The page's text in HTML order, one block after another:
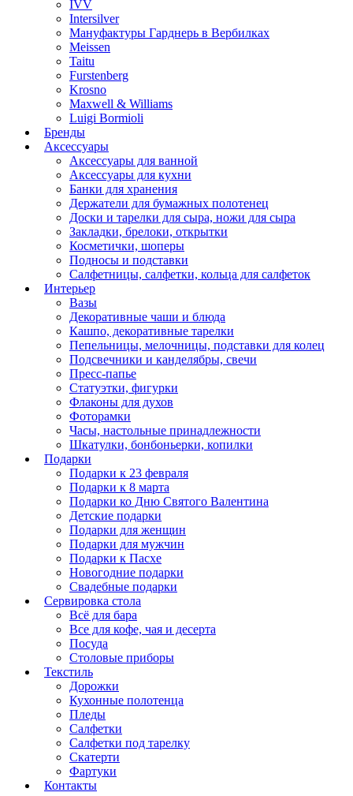
IVV
Intersilver
Мануфактуры Гарднерь в Вербилках
Meissen
Taitu
Furstenberg
Krosno
Maxwell & Williams
Luigi Bormioli
Бренды
Аксессуары
Аксессуары для ванной
Аксессуары для кухни
Банки для хранения
Держатели для бумажных полотенец
Доски и тарелки для сыра, ножи для сыра
Закладки, брелоки, открытки
Косметички, шоперы
Подносы и подставки
Салфетницы, салфетки, кольца для салфеток
Интерьер
Вазы
Декоративные чаши и блюда
Кашпо, декоративные тарелки
Пепельницы, мелочницы, подставки для колец
Подсвечники и канделябры, свечи
Пресс-папье
Статуэтки, фигурки
Флаконы для духов
Фоторамки
Часы, настольные принадлежности
Шкатулки, бонбоньерки, копилки
Подарки
Подарки к 23 февраля
Подарки к 8 марта
Подарки ко Дню Святого Валентина
Детские подарки
Подарки для женщин
Подарки для мужчин
Подарки к Пасхе
Новогодние подарки
Свадебные подарки
Сервировка стола
Всё для бара
Все для кофе, чая и десерта
Посуда
Столовые приборы
Текстиль
Дорожки
Кухонные полотенца
Пледы
Салфетки
Салфетки под тарелку
Скатерти
Фартуки
Контакты